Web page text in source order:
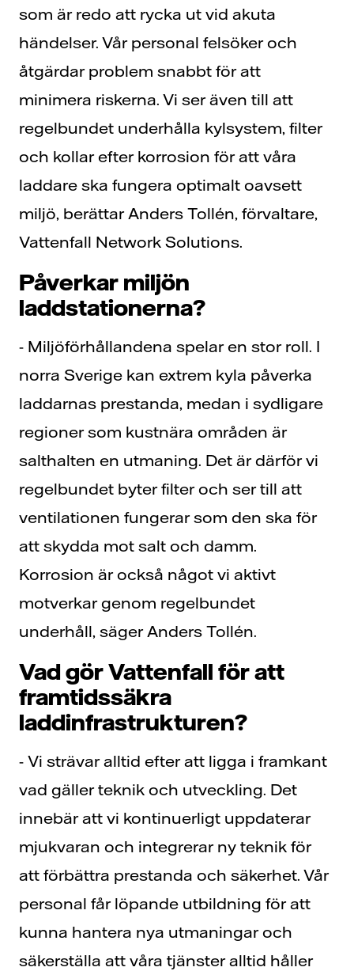
som är redo att rycka ut vid akuta
händelser. Vår personal felsöker och
åtgärdar problem snabbt för att
minimera riskerna. Vi ser även till att
regelbundet underhålla kylsystem, filter
och kollar efter korrosion för att våra
laddare ska fungera optimalt oavsett
miljö, berättar Anders Tollén, förvaltare,
Vattenfall Network Solutions.
Påverkar miljön
laddstationerna?
- Miljöförhållandena spelar en stor roll. I
norra Sverige kan extrem kyla påverka
laddarnas prestanda, medan i sydligare
regioner som kustnära områden är
salthalten en utmaning. Det är därför vi
regelbundet byter filter och ser till att
ventilationen fungerar som den ska för
att skydda mot salt och damm.
Korrosion är också något vi aktivt
motverkar genom regelbundet
underhåll, säger Anders Tollén.
Vad gör Vattenfall för att
framtidssäkra
laddinfrastrukturen?
- Vi strävar alltid efter att ligga i framkant
vad gäller teknik och utveckling. Det
innebär att vi kontinuerligt uppdaterar
mjukvaran och integrerar ny teknik för
att förbättra prestanda och säkerhet. Vår
personal får löpande utbildning för att
kunna hantera nya utmaningar och
säkerställa att våra tjänster alltid håller